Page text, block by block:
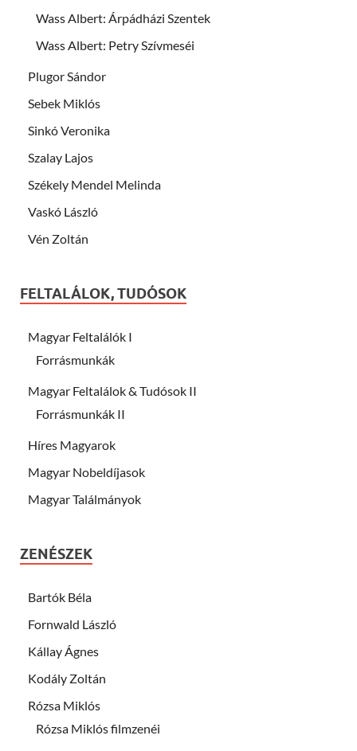
Wass Albert: Árpádházi Szentek
Wass Albert: Petry Szívmeséi
Plugor Sándor
Sebek Miklós
Sinkó Veronika
Szalay Lajos
Székely Mendel Melinda
Vaskó László
Vén Zoltán
FELTALÁLOK, TUDÓSOK
Magyar Feltalálók I
Forrásmunkák
Magyar Feltalálok & Tudósok II
Forrásmunkák II
Híres Magyarok
Magyar Nobeldíjasok
Magyar Találmányok
ZENÉSZEK
Bartók Béla
Fornwald László
Kállay Ágnes
Kodály Zoltán
Rózsa Miklós
Rózsa Miklós filmzenéi